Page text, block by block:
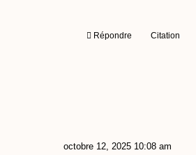
Répondre Citation
octobre 12, 2025 10:08 am